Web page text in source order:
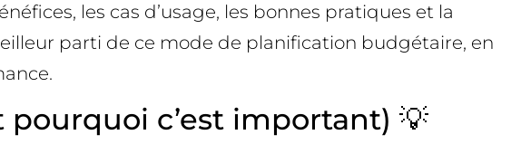
les cas d’usage, les bonnes pratiques et la
parti de ce mode de planification budgétaire, en
c’est important) 💡